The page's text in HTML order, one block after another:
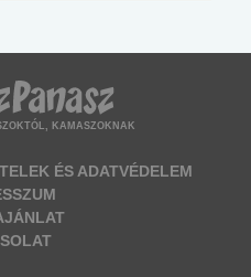
KAMASZOKNAK
ÉS ADATVÉDELEM